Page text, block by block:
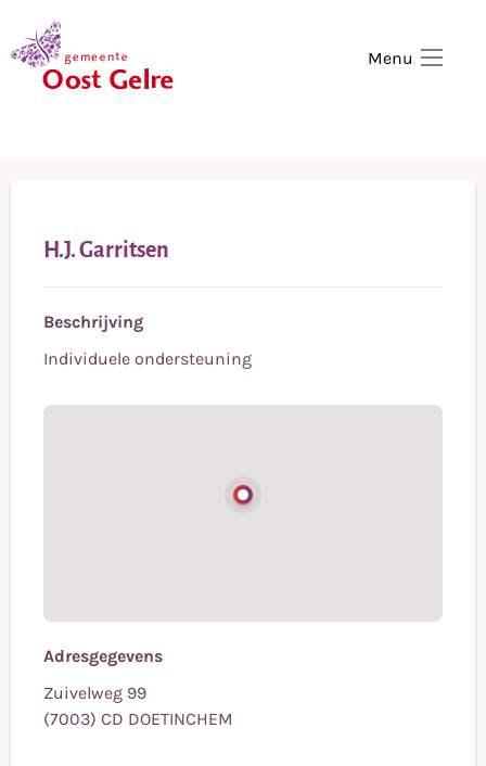
Menu
H.J. Garritsen
Beschrijving
Individuele ondersteuning
Adresgegevens
Zuivelweg 99
(7003) CD DOETINCHEM